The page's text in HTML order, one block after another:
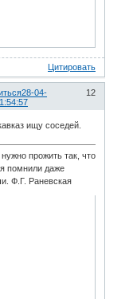
Цитировать
12
28-04-
ищу соседей.
прожить так, что
помнили даже
Ф.Г. Раневская